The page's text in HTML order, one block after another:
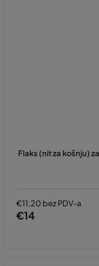
Flaks (nit za košnju)
€11,20 bez PDV-a
€14